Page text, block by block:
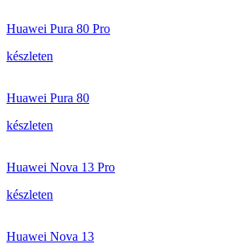
Huawei Pura 80 Pro
készleten
Huawei Pura 80
készleten
Huawei Nova 13 Pro
készleten
Huawei Nova 13